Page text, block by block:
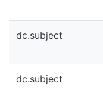
dc.subject
dc.subject